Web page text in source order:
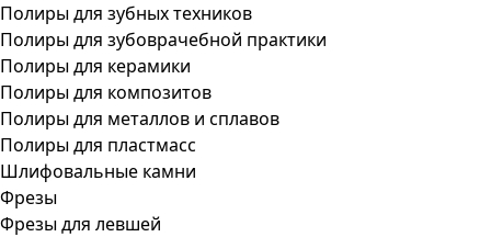
Полиры для зубных техников
Полиры для зубоврачебной практики
Полиры для керамики
Полиры для композитов
Полиры для металлов и сплавов
Полиры для пластмасс
Шлифовальные камни
Фрезы
Фрезы для левшей